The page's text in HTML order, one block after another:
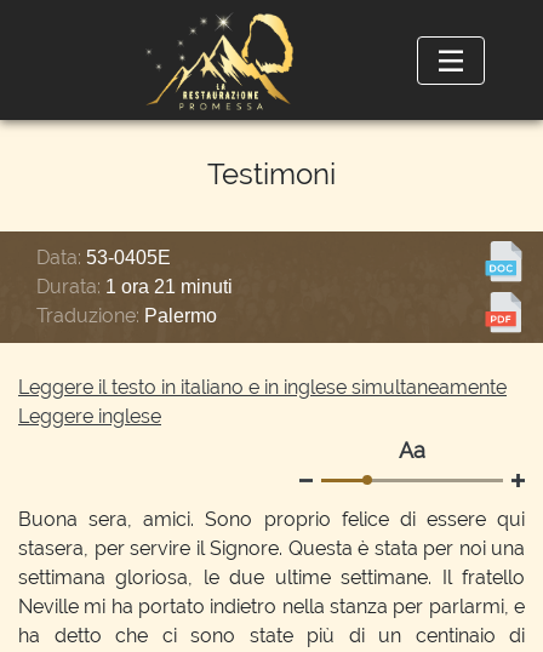
Testimoni
Data: 53-0405E
Durata: 1 ora 21 minuti
Traduzione: Palermo
Leggere il testo in italiano e in inglese simultaneamente
Leggere inglese
Аа
Buona sera, amici. Sono proprio felice di essere qui
stasera, per servire il Signore. Questa è stata per noi una
settimana gloriosa, le due ultime settimane. Il fratello
Neville mi ha portato indietro nella stanza per parlarmi, e
ha detto che ci sono state più di un centinaio di